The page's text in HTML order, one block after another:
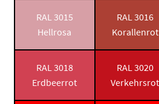
RAL 3015
Hellrosa
RAL 3016
Korallenrot
RAL 3018
Erdbeerrot
RAL 3020
Verkehrsrot